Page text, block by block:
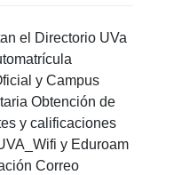
el Directorio UVa
y Campus
Obtención de
y calificaciones
y Eduroam
Correo